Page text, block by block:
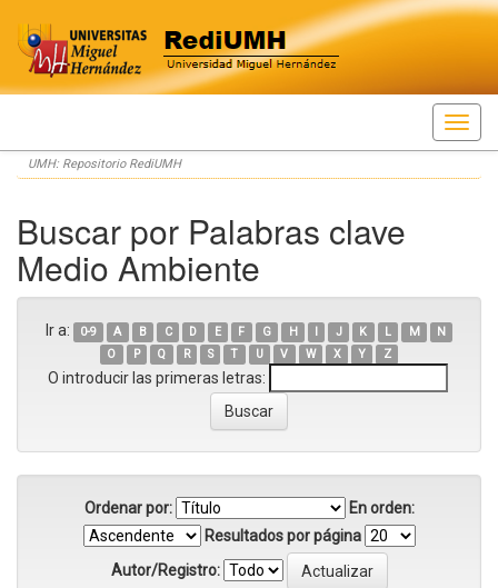
Skip
navigation
UMH: Repositorio RediUMH
Buscar por Palabras clave
Medio Ambiente
Ir a: 0-9 A B C D E F G H I J K L M
N
O
P Q R S T U V W X Y Z
O introducir las primeras letras:
Ordenar por:
En orden:
Resultados por página
Autor/Registro: